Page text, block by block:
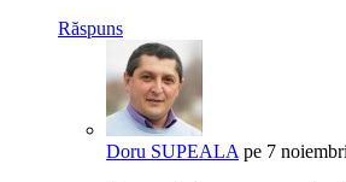
Răspuns
Doru SUPEALA pe 7